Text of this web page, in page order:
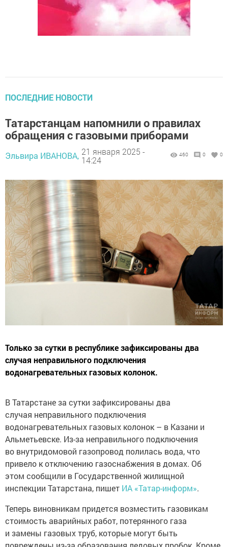
ПОСЛЕДНИЕ НОВОСТИ
Татарстанцам напомнили о правилах
обращения с газовыми приборами
Эльвира ИВАНОВА, 21 января 2025 -
14:24
460 0 0
Только за сутки в республике зафиксированы два
случая неправильного подключения
водонагревательных газовых колонок.
В Татарстане за сутки зафиксированы два
случая неправильного подключения
водонагревательных газовых колонок – в Казани и
Альметьевске. Из-за неправильного подключения
во внутридомовой газопровод полилась вода, что
привело к отключению газоснабжения в домах. Об
этом сообщили в Государственной жилищной
инспекции Татарстана, пишет ИА «Татар-информ».
Теперь виновникам придется возместить газовикам
стоимость аварийных работ, потерянного газа
и замены газовых труб, которые могут быть